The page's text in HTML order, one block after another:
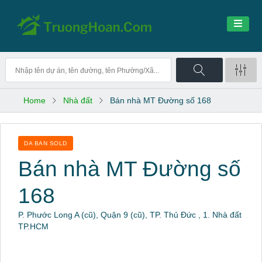
Home Nhà đất Bán nhà MT Đường số 168
DA BAN SOLD
Bán nhà MT Đường số
168
P. Phước Long A (cũ), Quận 9 (cũ), TP. Thủ Đức , 1. Nhà đất
TP.HCM